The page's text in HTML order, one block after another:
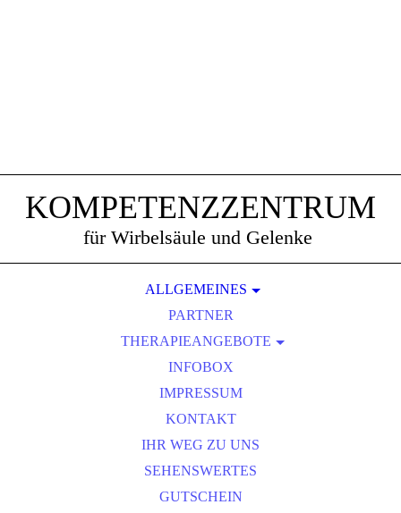
KOMPETENZZENTRUM
für Wirbelsäule und Gelenke
ALLGEMEINES
AKTUELLES
DAS TEAM
ERSTUNTERSUCHUNG
STELLENANGEBOT
UNSERE PHILOSOPHIE
PARTNER
THERAPIEANGEBOTE
AUSLEITUNGSVERFAHREN
BEMER-GEFÄSS-THERAPIE
BLUTEGEL-THERAPIE
CRANIOSAKRALE THERAPIE
FOI
KINESIOTAPING
INFOBOX
IMPRESSUM
KONTAKT
IHR WEG ZU UNS
SEHENSWERTES
GUTSCHEIN